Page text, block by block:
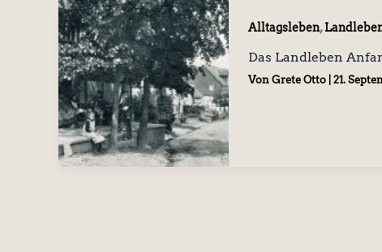
Alltagsleben,
Das Landleben
Von Grete Otto 21.